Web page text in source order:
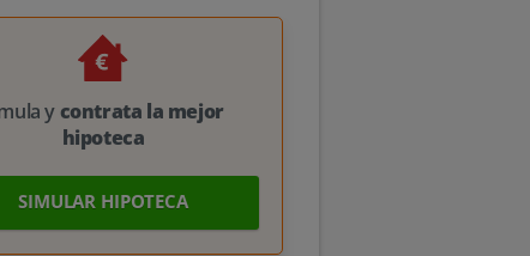
ycontrata la mejor
hipoteca
SIMULAR HIPOTECA